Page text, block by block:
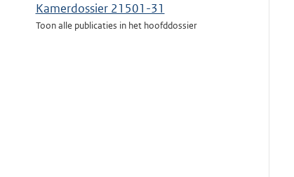
Kamerdossier 21501-31
Toon alle publicaties in het hoofddossier